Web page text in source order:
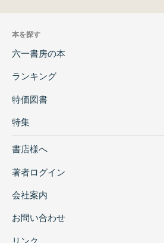
本を探す
六一書房の本
ランキング
特価図書
特集
書店様へ
著者ログイン
会社案内
お問い合わせ
リンク